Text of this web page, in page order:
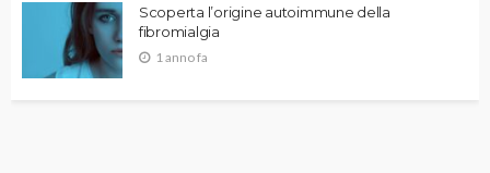
Scoperta l’origine autoimmune della
fibromialgia
1 anno fa